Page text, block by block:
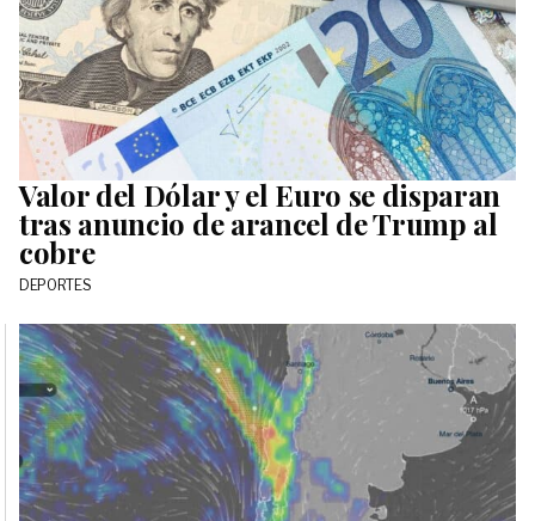
Valor del Dólar y el Euro se disparan
tras anuncio de arancel de Trump al
cobre
DEPORTES